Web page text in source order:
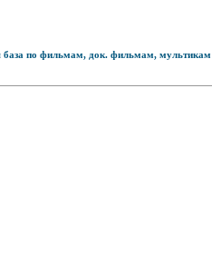
база по фильмам, док. фильмам,